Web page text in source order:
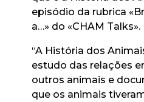
episódio da rubrica
a…» do «CHAM Talks».
“A História dos
estudo das relações
outros animais e
que os animais